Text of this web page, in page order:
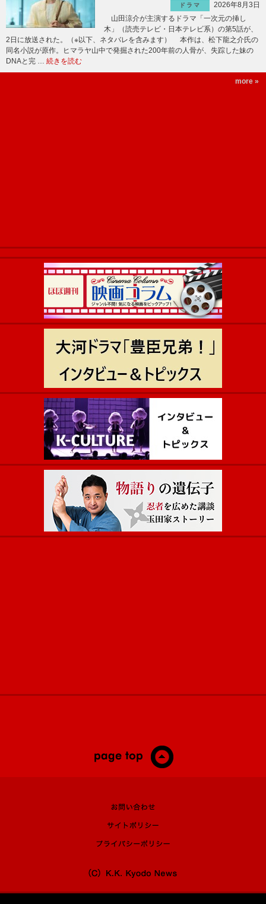
ドラマ
2026年8月3日
山田涼介が主演するドラマ「一次元の挿し
木」（読売テレビ・日本テレビ系）の第5話が、
2日に放送された。（※以下、ネタバレを含みます） 本作は、松下龍之介氏の
同名小説が原作。ヒマラヤ山中で発掘された200年前の人骨が、失踪した妹の
DNAと完 … 続きを読む
more »